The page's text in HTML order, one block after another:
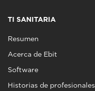
TI SANITARIA
Resumen
Acerca de Ebit
Software
Historias de profesionales